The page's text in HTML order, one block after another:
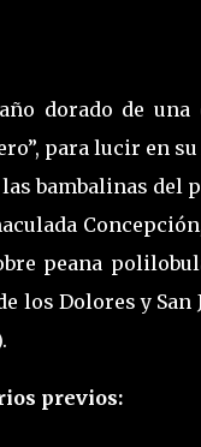
dorado de
para lucir en
bambalinas del
peana
los Dolores y San
previos: